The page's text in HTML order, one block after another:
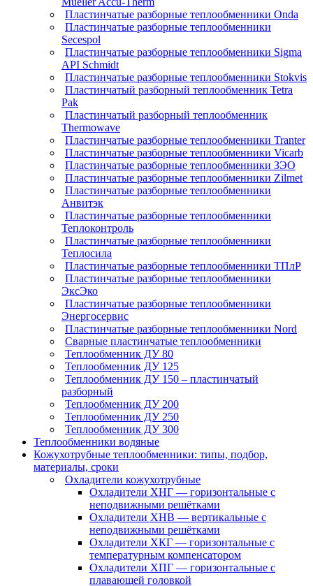
Пластинчатые разборные теплообменники Onda
Пластинчатые разборные теплообменники
Secespol
Пластинчатые разборные теплообменники Sigma
API Schmidt
Пластинчатые разборные теплообменники Stokvis
Пластинчатый разборный теплообменник Tetra
Pak
Пластинчатый разборный теплообменник
Thermowave
Пластинчатые разборные теплообменники Tranter
Пластинчатые разборные теплообменники Vicarb
Пластинчатые разборные теплообменники ЗЭО
Пластинчатые разборные теплообменники Zilmet
Пластинчатые разборные теплообменники
Анвитэк
Пластинчатые разборные теплообменники
Теплоконтроль
Пластинчатые разборные теплообменники
Теплосила
Пластинчатые разборные теплообменники ТПлР
Пластинчатые разборные теплообменники
ЭксЭко
Пластинчатые разборные теплообменники
Энергосервис
Пластинчатые разборные теплообменники Nord
Сварные пластинчатые теплообменники
Теплообменник ДУ 80
Теплообменник ДУ 125
Теплообменник ДУ 150 – пластинчатый
разборный
Теплообменник ДУ 200
Теплообменник ДУ 250
Теплообменник ДУ 300
Теплообменники водяные
Кожухотрубные теплообменники: типы, подбор,
материалы, сроки
Охладители кожухотрубные
Охладители ХНГ — горизонтальные с
неподвижными решётками
Охладители ХНВ — вертикальные с
неподвижными решётками
Охладители ХКГ — горизонтальные с
температурным компенсатором
Охладители ХПГ — горизонтальные с
плавающей головкой